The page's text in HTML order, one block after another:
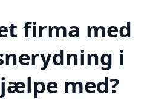
firma med
i
med?